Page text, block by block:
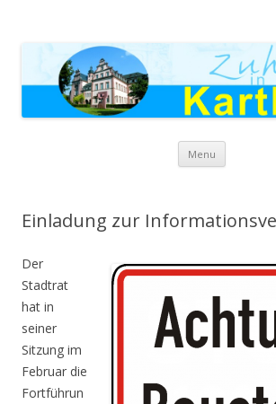
Menu Skip to
Einladung zur
Der
Stadtrat
hat in
seiner
Sitzung im
Februar die
Fortführun